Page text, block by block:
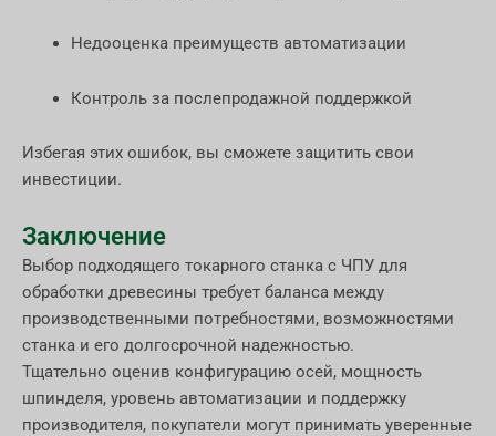
Недооценка преимуществ автоматизации
Контроль за послепродажной поддержкой
Избегая этих ошибок, вы сможете защитить свои
инвестиции.
Заключение
Выбор подходящего токарного станка с ЧПУ для
обработки древесины требует баланса между
производственными потребностями, возможностями
станка и его долгосрочной надежностью.
Тщательно оценив конфигурацию осей, мощность
шпинделя, уровень автоматизации и поддержку
производителя, покупатели могут принимать уверенные